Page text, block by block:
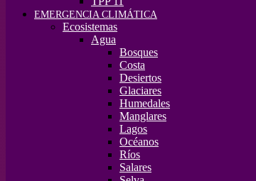
EMERGENCIA CLIMÁTICA
Ecosistemas
Agua
Bosques
Costa
Desiertos
Glaciares
Humedales
Manglares
Lagos
Océanos
Ríos
Salares